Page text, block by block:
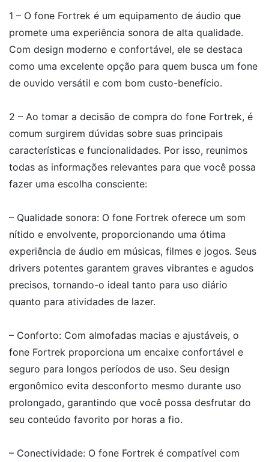
1 – O fone Fortrek é um equipamento de áudio que
promete uma experiência sonora de alta qualidade.
Com design moderno e confortável, ele se destaca
como uma excelente opção para quem busca um fone
de ouvido versátil e com bom custo-benefício.
2 – Ao tomar a decisão de compra do fone Fortrek, é
comum surgirem dúvidas sobre suas principais
características e funcionalidades. Por isso, reunimos
todas as informações relevantes para que você possa
fazer uma escolha consciente:
– Qualidade sonora: O fone Fortrek oferece um som
nítido e envolvente, proporcionando uma ótima
experiência de áudio em músicas, filmes e jogos. Seus
drivers potentes garantem graves vibrantes e agudos
precisos, tornando-o ideal tanto para uso diário
quanto para atividades de lazer.
– Conforto: Com almofadas macias e ajustáveis, o
fone Fortrek proporciona um encaixe confortável e
seguro para longos períodos de uso. Seu design
ergonômico evita desconforto mesmo durante uso
prolongado, garantindo que você possa desfrutar do
seu conteúdo favorito por horas a fio.
– Conectividade: O fone Fortrek é compatível com